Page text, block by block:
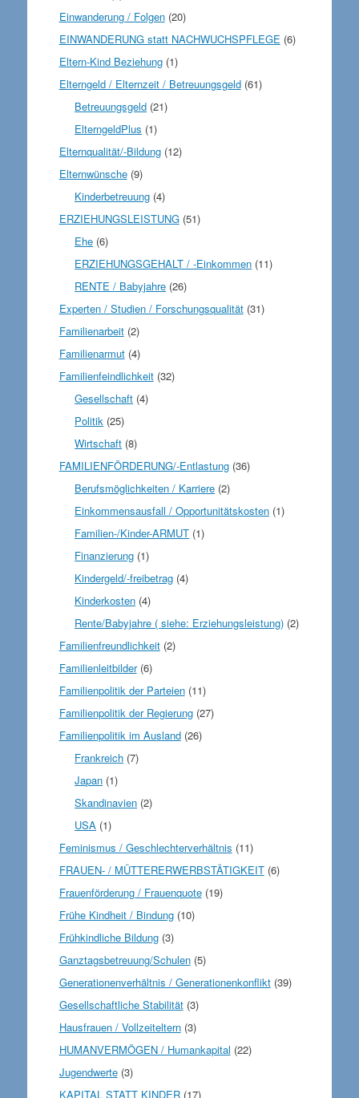
Einwanderung / Folgen(20)
EINWANDERUNG statt NACHWUCHSPFLEGE (6)
Eltern-Kind Beziehung(1)
Elterngeld / Elternzeit / Betreuungsgeld(61)
Betreuungsgeld (21)
ElterngeldPlus (1)
Elternqualität/-Bildung(12)
Elternwünsche(9)
Kinderbetreuung (4)
ERZIEHUNGSLEISTUNG(51)
Ehe (6)
ERZIEHUNGSGEHALT / -Einkommen (11)
RENTE / Babyjahre (26)
Experten / Studien / Forschungsqualität(31)
Familienarbeit(2)
Familienarmut(4)
Familienfeindlichkeit(32)
Gesellschaft (4)
Politik (25)
Wirtschaft (8)
FAMILIENFÖRDERUNG/-Entlastung(36)
Berufsmöglichkeiten / Karriere (2)
Einkommensausfall / Opportunitätskosten (1)
Familien-/Kinder-ARMUT (1)
Finanzierung (1)
Kindergeld/-freibetrag (4)
Kinderkosten (4)
Rente/Babyjahre ( siehe: Erziehungsleistung) (2)
Familienfreundlichkeit(2)
Familienleitbilder(6)
Familienpolitik der Parteien(11)
Familienpolitik der Regierung(27)
Familienpolitik im Ausland(26)
Frankreich (7)
Japan (1)
Skandinavien (2)
USA (1)
Feminismus / Geschlechterverhältnis (11)
FRAUEN- / MÜTTERERWERBSTÄTIGKEIT(6)
Frauenförderung / Frauenquote(19)
Frühe Kindheit / Bindung(10)
Frühkindliche Bildung(3)
Ganztagsbetreuung/Schulen(5)
Generationenverhältnis / Generationenkonflikt(39)
Gesellschaftliche Stabilität(3)
Hausfrauen / Vollzeiteltern(3)
HUMANVERMÖGEN / Humankapital (22)
Jugendwerte(3)
KAPITAL STATT KINDER(17)